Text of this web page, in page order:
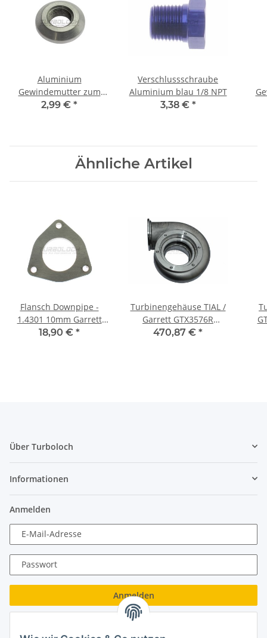
Aluminium
Gewindemutter zum
Einschweißen - M8 x 1
2,99 € *
Verschlussschraube
Aluminium blau 1/8 NPT
3,38 € *
Ähnliche Artikel
Flansch Downpipe -
1.4301 10mm Garrett
GTB1756VK GTB2260VK -
18,90 € *
Turbinengehäuse TIAL /
Garrett GTX3576R
GTX3582R A/R 1.03
470,87 € *
Über Turboloch
Informationen
Anmelden
E-Mail-Adresse
Passwort
Anmelden